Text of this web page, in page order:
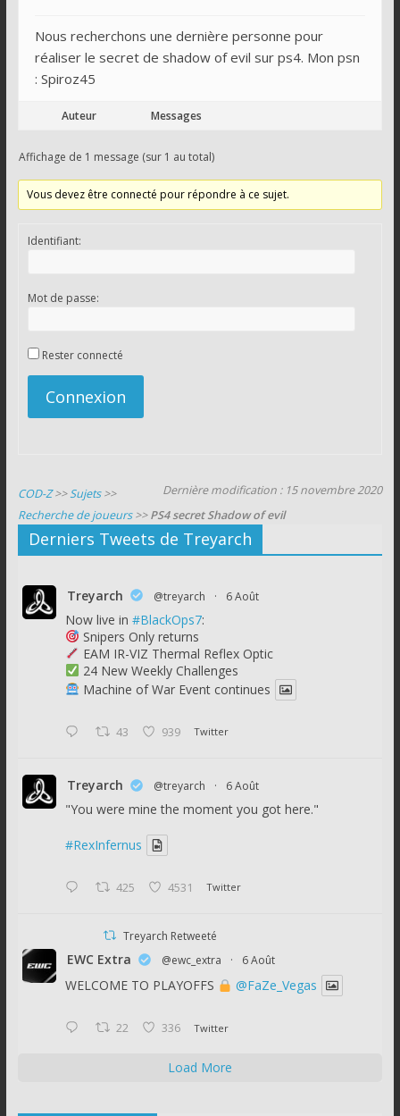
Nous recherchons une dernière personne pour
réaliser le secret de shadow of evil sur ps4. Mon psn
: Spiroz45
Auteur Messages
Affichage de 1 message (sur 1 au total)
Vous devez être connecté pour répondre à ce sujet.
Identifiant:
Mot de passe:
Rester connecté
Connexion
Dernière modification : 15 novembre 2020
COD-Z>>Sujets>>
Recherche de joueurs>>PS4 secret Shadow of evil
Derniers Tweets de Treyarch
Treyarch @treyarch · 6 Août
Now live in #BlackOps7:
Snipers Only returns
EAM IR-VIZ Thermal Reflex Optic
24 New Weekly Challenges
Machine of War Event continues
43 939 Twitter
Treyarch @treyarch · 6 Août
"You were mine the moment you got here."
#RexInfernus
425 4531 Twitter
Treyarch Retweeté
EWC Extra @ewc_extra · 6 Août
WELCOME TO PLAYOFFS @FaZe_Vegas
22 336 Twitter
Load More